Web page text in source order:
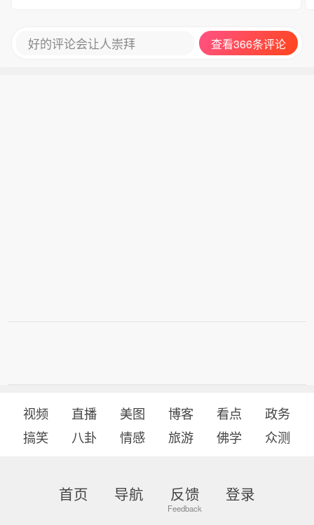
好的评论会让人崇拜 查看366条评论
视频 直播 美图 博客 看点
政务
搞笑
八卦 情感 旅游 佛学 众测
首页 导航 反馈 登录